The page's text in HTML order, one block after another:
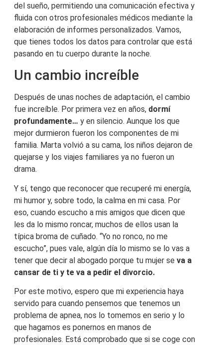
del sueño, permitiendo una comunicación efectiva y
fluida con otros profesionales médicos mediante la
elaboración de informes personalizados. Vamos,
que tienes todos los datos para controlar que está
pasando en tu cuerpo durante la noche.
Un cambio increíble
Después de unas noches de adaptación, el cambio
fue increíble. Por primera vez en años,dormí
profundamente… y en silencio. Aunque los que
mejor durmieron fueron los componentes de mi
familia. Marta volvió a su cama, los niños dejaron de
quejarse y los viajes familiares ya no fueron un
drama.
Y sí, tengo que reconocer que recuperé mi energía,
mi humor y, sobre todo, la calma en mi casa. Por
eso, cuando escucho a mis amigos que dicen que
les da lo mismo roncar, muchos de ellos usan la
típica broma de cuñado. “Yo no ronco, no me
escucho”, pues vale, algún día lo mismo se lo vas a
tener que decir al abogado porque tu mujer se va a
cansar de ti y te va a pedir el divorcio.
Por este motivo, espero que mi experiencia haya
servido para cuando pensemos que tenemos un
problema de apnea, nos lo tomemos en serio y lo
que hagamos es ponernos en manos de
profesionales. Está comprobado que si se coge con